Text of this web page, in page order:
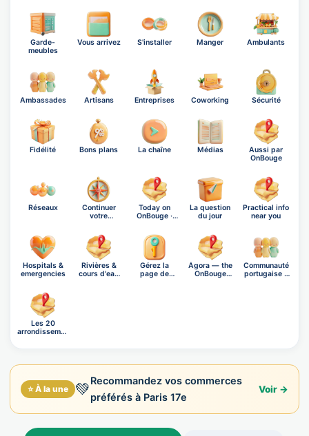
Garde-
meubles
Vous arrivez S'installer Manger Ambulants
Ambassades Artisans Entreprises Coworking Sécurité
Fidélité Bons plans La chaîne Médias
Aussi par
OnBouge
Réseaux
Continuer
votre
Today on
OnBouge ·
La question
du jour
Practical info
near you
Hospitals &
emergencies
Rivières &
cours d'eau
Gérez la
page de
Ágora — the
OnBouge
Communauté
portugaise à
Les 20
arrondissements
⭐ À la une 💚Recommandez vos commerces
préférés à Paris 17e
Voir →